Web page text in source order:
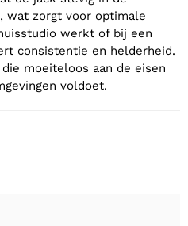
wat zorgt voor optimale
werkt of bij een
consistentie en helderheid.
moeiteloos aan de eisen
voldoet.